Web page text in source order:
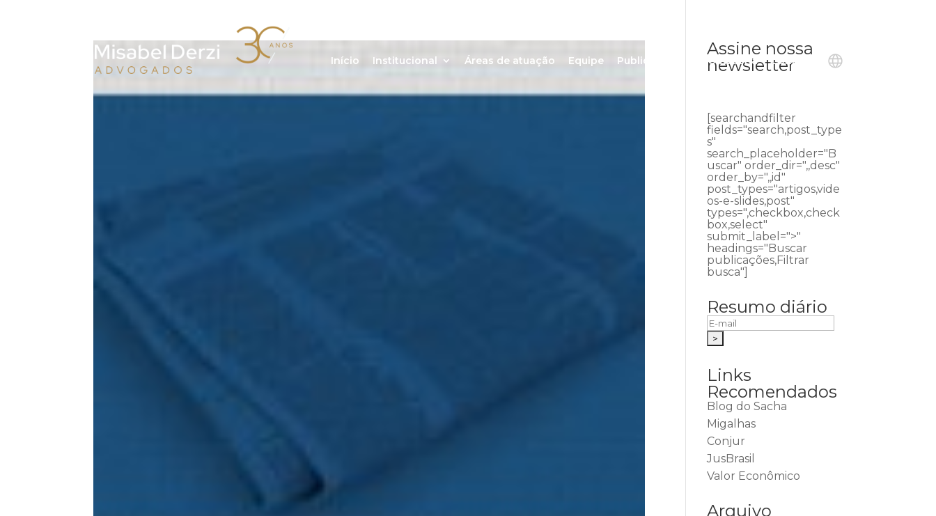
Início Institucional Áreas de atuação Equipe Publicações Ouvidoria Contato
Assine nossa
newsletter
[searchandfilter
fields="search,post_type
s"
search_placeholder="B
uscar" order_dir=",,desc"
order_by=",,id"
post_types="artigos,vide
os-e-slides,post"
types=",checkbox,check
box,select"
submit_label=">"
headings="Buscar
publicações,Filtrar
busca"]
Resumo diário
Links
Recomendados
Blog do Sacha
Migalhas
Conjur
JusBrasil
Valor Econômico
Arquivo